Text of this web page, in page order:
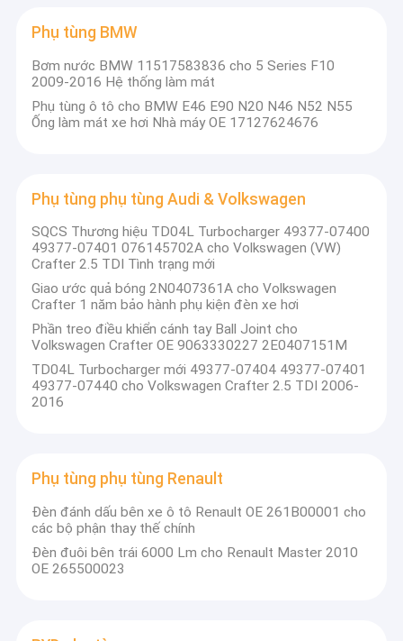
Nhà
Sản phẩm
Phụ tùng BMW
Bơm nước BMW 11517583836 cho 5 Series F10
2009-2016 Hệ thống làm mát
Phụ tùng ô tô cho BMW E46 E90 N20 N46 N52 N55
Ống làm mát xe hơi Nhà máy OE 17127624676
Phụ tùng phụ tùng Audi & Volkswagen
SQCS Thương hiệu TD04L Turbocharger 49377-07400
49377-07401 076145702A cho Volkswagen (VW)
Crafter 2.5 TDI Tình trạng mới
Giao ước quả bóng 2N0407361A cho Volkswagen
Crafter 1 năm bảo hành phụ kiện đèn xe hơi
Phần treo điều khiển cánh tay Ball Joint cho
Volkswagen Crafter OE 9063330227 2E0407151M
TD04L Turbocharger mới 49377-07404 49377-07401
49377-07440 cho Volkswagen Crafter 2.5 TDI 2006-
2016
Phụ tùng phụ tùng Renault
Đèn đánh dấu bên xe ô tô Renault OE 261B00001 cho
các bộ phận thay thế chính
Đèn đuôi bên trái 6000 Lm cho Renault Master 2010
OE 265500023
Về chúng tôi